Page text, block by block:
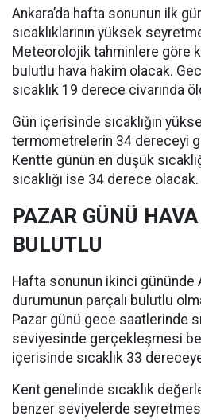
Ankara’da hafta sonunun ilk
sıcaklıklarının yüksek
Meteorolojik tahminlere göre
bulutlu hava hakim olacak.
sıcaklık 19 derece civarında
Gün içerisinde sıcaklığın
termometrelerin 34 dereceyi
Kentte günün en düşük
sıcaklığı ise 34 derece olacak.
PAZAR GÜNÜ
BULUTLU
Hafta sonunun ikinci gününde
durumunun parçalı bulutlu
Pazar günü gece saatlerinde
seviyesinde gerçekleşmesi
içerisinde sıcaklık 33
Kent genelinde sıcaklık
benzer seviyelerde